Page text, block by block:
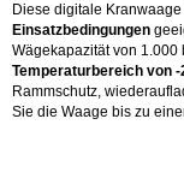
Diese digitale
Einsatzbedingungen
Wägekapazität von
Temperaturbereich von -
Rammschutz,
Sie die Waage bis zu